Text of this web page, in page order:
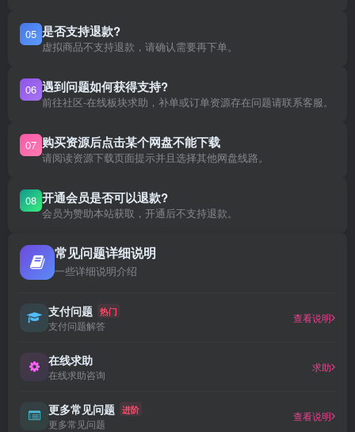
05 是否支持退款?
虚拟商品不支持退款，请确认需要再下单。
06 遇到问题如何获得支持?
前往社区-在线板块求助，补单或订单资源存在问题请联系客服。
07 购买资源后点击某个网盘不能下载
请阅读资源下载页面提示并且选择其他网盘线路。
08 开通会员是否可以退款?
会员为赞助本站获取，开通后不支持退款。
常见问题详细说明
一些详细说明介绍
支付问题 热门
支付问题解答
查看说明
在线求助
在线求助咨询
求助
更多常见问题 进阶
更多常见问题
查看说明